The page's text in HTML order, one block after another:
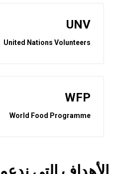
UNV
United Nations Volunteers
WFP
World Food Programme